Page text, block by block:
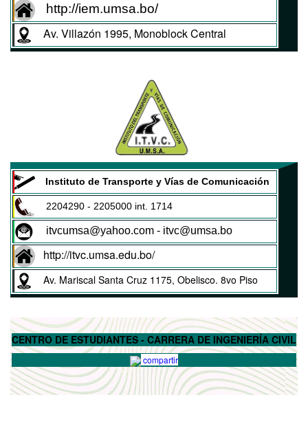
http://iem.umsa.bo/
Av. Villazón 1995, Monoblock Central
Instituto de Transporte y Vías de Comunicación
2204290 - 2205000 int. 1714
itvcumsa@yahoo.com - itvc@umsa.bo
http://itvc.umsa.edu.bo/
Av. Mariscal Santa Cruz 1175, Obelisco. 8vo Piso
CENTRO DE ESTUDIANTES - CARRERA DE INGENIERÍA CIVIL
compartir